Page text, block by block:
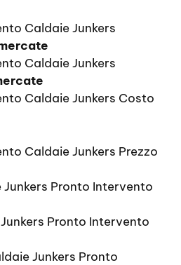
Caldaie Junkers
Caldaie Junkers
Caldaie Junkers Costo
Caldaie Junkers Prezzo
Junkers Pronto Intervento
Pronto Intervento
Junkers Pronto